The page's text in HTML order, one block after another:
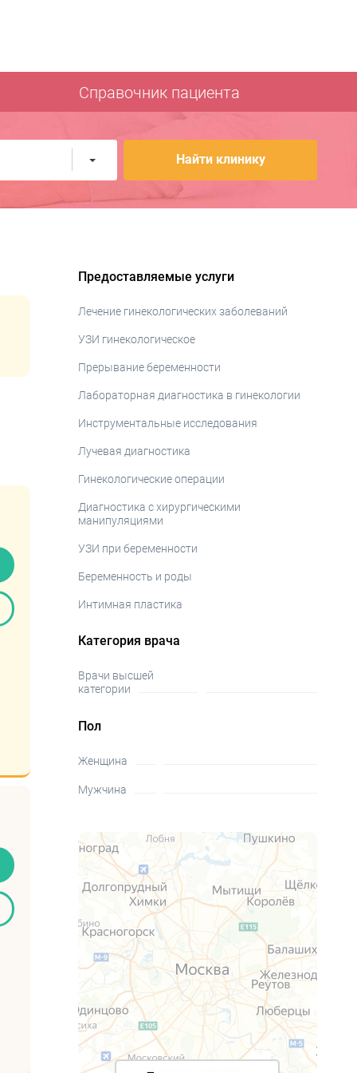
Справочник пациента
Найти клинику
Предоставляемые услуги
Лечение гинекологических заболеваний
УЗИ гинекологическое
Прерывание беременности
Лабораторная диагностика в гинекологии
Инструментальные исследования
Лучевая диагностика
Гинекологические операции
Диагностика с хирургическими
манипуляциями
УЗИ при беременности
Беременность и роды
Интимная пластика
Категория врача
Врачи высшей
категории
Пол
Женщина
Мужчина